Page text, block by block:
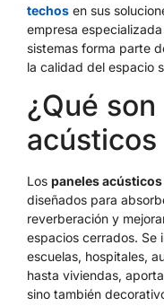
techos en sus
empresa
sistemas forma parte
la calidad del espacio
¿Qué
Los paneles
diseñados para
reverberación y
espacios cerrados. Se
escuelas, hospitales,
hasta viviendas,
sino también